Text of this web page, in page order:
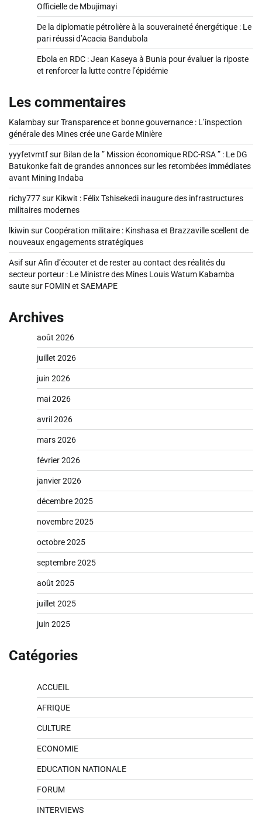
Officielle de Mbujimayi
De la diplomatie pétrolière à la souveraineté énergétique : Le
pari réussi d’Acacia Bandubola
Ebola en RDC : Jean Kaseya à Bunia pour évaluer la riposte
et renforcer la lutte contre l’épidémie
Les commentaires
KalambaysurTransparence et bonne gouvernance : L’inspection
générale des Mines crée une Garde Minière
yyyfetvmtfsur Bilan de la ” Mission économique RDC-RSA ” : Le DG
Batukonke fait de grandes annonces sur les retombées immédiates
avant Mining Indaba
richy777sur Kikwit : Félix Tshisekedi inaugure des infrastructures
militaires modernes
lkiwin surCoopération militaire : Kinshasa et Brazzaville scellent de
nouveaux engagements stratégiques
AsifsurAfin d’écouter et de rester au contact des réalités du
secteur porteur : Le Ministre des Mines Louis Watum Kabamba
saute sur FOMIN et SAEMAPE
Archives
août 2026
juillet 2026
juin 2026
mai 2026
avril 2026
mars 2026
février 2026
janvier 2026
décembre 2025
novembre 2025
octobre 2025
septembre 2025
août 2025
juillet 2025
juin 2025
Catégories
ACCUEIL
AFRIQUE
CULTURE
ECONOMIE
EDUCATION NATIONALE
FORUM
INTERVIEWS